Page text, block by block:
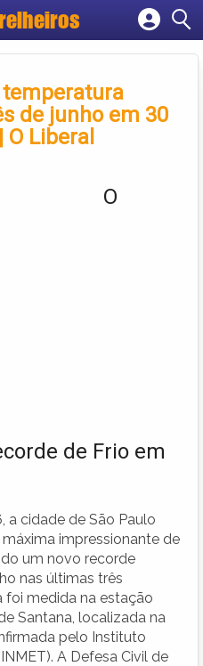
empresa
conta
de junho em 30
Liberal
O
de Frio em
a cidade de São Paulo
impressionante de
um novo recorde
nas últimas três
foi medida na estação
Santana, localizada na
pelo Instituto
A Defesa Civil de